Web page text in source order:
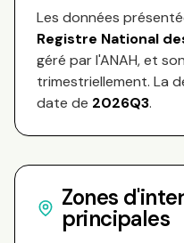
Les données
Registre National
géré par l'ANAH, et
trimestriellement. La
date de 2026Q3.
Zones
principales